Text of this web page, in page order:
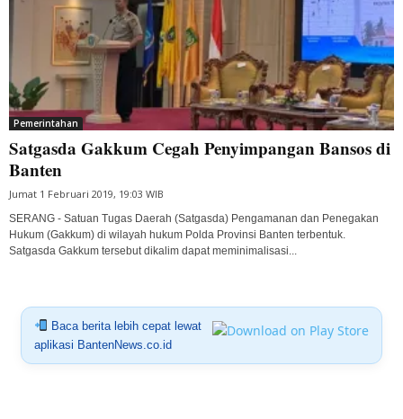
Pemerintahan
Satgasda Gakkum Cegah Penyimpangan Bansos di
Banten
Jumat 1 Februari 2019, 19:03 WIB
SERANG - Satuan Tugas Daerah (Satgasda) Pengamanan dan Penegakan
Hukum (Gakkum) di wilayah hukum Polda Provinsi Banten terbentuk.
Satgasda Gakkum tersebut dikalim dapat meminimalisasi...
Baca berita lebih cepat lewat
aplikasi BantenNews.co.id